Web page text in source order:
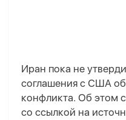
Иран пока не
соглашения с США
конфликта. Об этом
со ссылкой на